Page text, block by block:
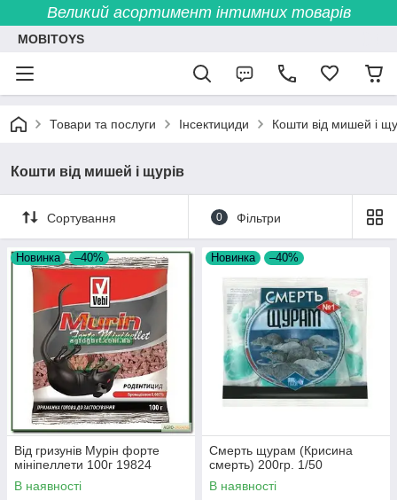
Великий асортимент інтимних товарів
MOBITOYS
Товари та послуги Інсектициди Кошти від мишей і
Кошти від мишей і щурів
Сортування 0 Фільтри
Новинка –40%
Від гризунів Мурін форте
мініпеллети 100г 19824
В наявності
Новинка –40%
Смерть щурам (Крисина
смерть) 200гр. 1/50
В наявності